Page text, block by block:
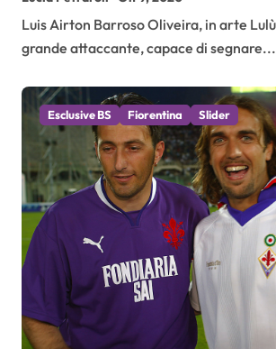
Luis Airton Barroso Oliveira, in arte Lulù, è stato un
grande attaccante, capace di segnare...
Esclusive BS Fiorentina Slider